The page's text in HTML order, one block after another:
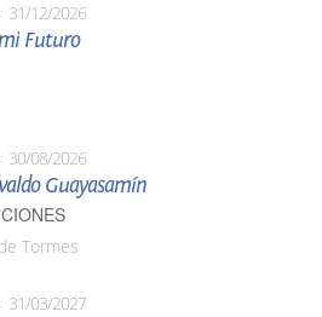
31/12/2026
Futuro
30/08/2026
Guayasamín
Tormes
31/03/2027